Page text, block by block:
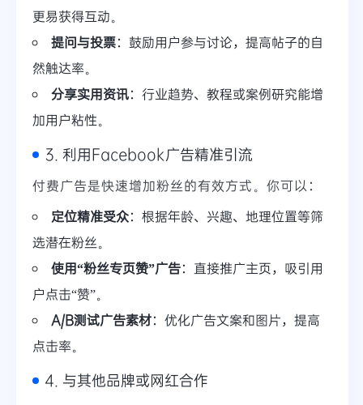
更易获得互动。
提问与投票：鼓励用户参与讨论，提高帖子的自
然触达率。
分享实用资讯：行业趋势、教程或案例研究能增
加用户粘性。
3. 利用Facebook广告精准引流
付费广告是快速增加粉丝的有效方式。你可以：
定位精准受众：根据年龄、兴趣、地理位置等筛
选潜在粉丝。
使用“粉丝专页赞”广告：直接推广主页，吸引用
户点击“赞”。
A/B测试广告素材：优化广告文案和图片，提高
点击率。
4. 与其他品牌或网红合作